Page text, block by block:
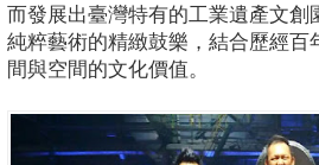
而發展出臺灣特有的工業遺產文創
純粹藝術的精緻鼓樂，結合歷經
間與空間的文化價值。